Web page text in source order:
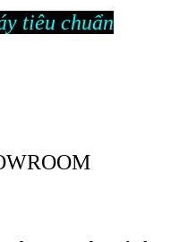
tiêu chuẩn